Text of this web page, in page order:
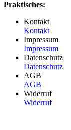
Praktisches:
Kontakt
Kontakt
Impressum
Impressum
Datenschutz
Datenschutz
AGB
AGB
Widerruf
Widerruf